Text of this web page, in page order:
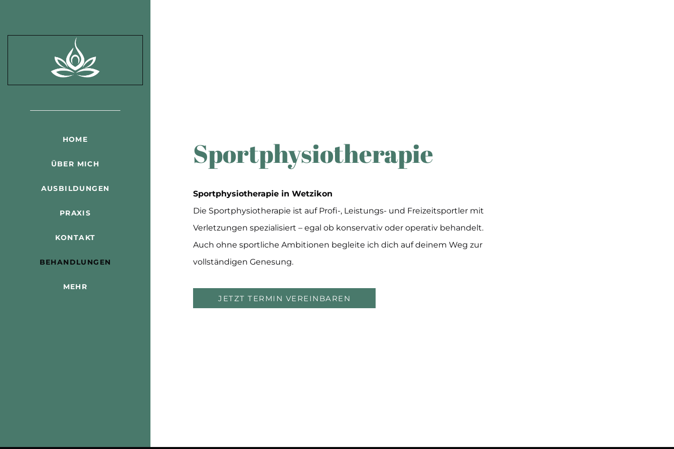
HOME
ÜBER MICH
AUSBILDUNGEN
PRAXIS
KONTAKT
BEHANDLUNGEN
MEHR
Sportphysiotherapie
Sportphysiotherapie in Wetzikon
Die Sportphysiotherapie ist auf Profi-, Leistungs- und Freizeitsportler mit
Verletzungen spezialisiert – egal ob konservativ oder operativ behandelt.
Auch ohne sportliche Ambitionen begleite ich dich auf deinem Weg zur
vollständigen Genesung.
JETZT TERMIN VEREINBAREN